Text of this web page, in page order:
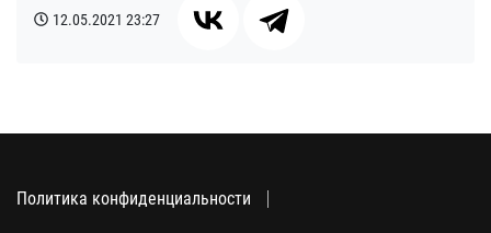
12.05.2021 23:27
Политика конфиденциальности